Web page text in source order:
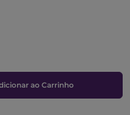
ao Carrinho